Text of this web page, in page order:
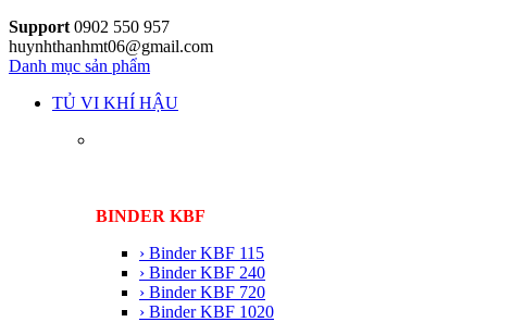
Support 0902 550 957
huynhthanhmt06@gmail.com
Danh mục sản phẩm
TỦ VI KHÍ HẬU
BINDER KBF
› Binder KBF 115
› Binder KBF 240
› Binder KBF 720
› Binder KBF 1020